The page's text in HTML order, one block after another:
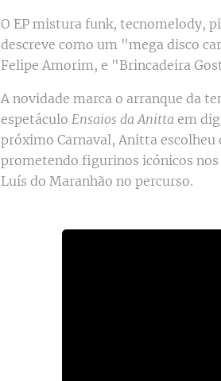
O EP mistura funk, tecnomelody,
descreve como um "mega disco
Felipe Amorim, e "Brincadeira
A novidade marca o arranque da
espetáculo Ensaios da Anitta em
próximo Carnaval, Anitta
prometendo figurinos icónicos
Luís do Maranhão no percurso.